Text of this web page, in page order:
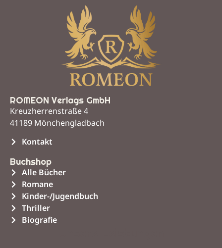
ROMEON Verlags GmbH
Kreuzherrenstraße 4
41189 Mönchengladbach
Kontakt
Buchshop
Alle Bücher
Romane
Kinder-/Jugendbuch
Thriller
Biografie